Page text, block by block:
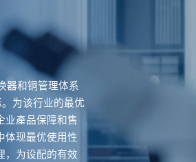
器和铜管理体系
为该行业的最优
业產品保障和售
体现最优使用性
，为设配的有效